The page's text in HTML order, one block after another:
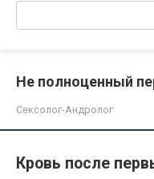
Поиск:
Не полноценный
Сексолог-Андролог
Кровь после